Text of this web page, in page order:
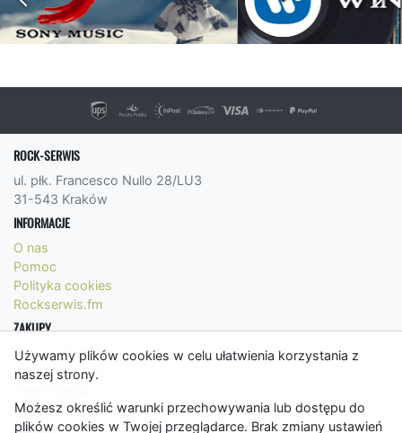
Używamy plików cookies w celu ułatwienia korzystania z
naszej strony.
Możesz określić warunki przechowywania lub dostępu do
plików cookies w Twojej przeglądarce. Brak zmiany ustawień
ROCK-SERWIS
ul. płk. Francesco Nullo 28/LU3
31-543 Kraków
INFORMACJE
O nas
Pomoc
Polityka cookies
Rockserwis.fm
ZAKUPY
Formy płatności
Koszty wysyłki
Regulamin